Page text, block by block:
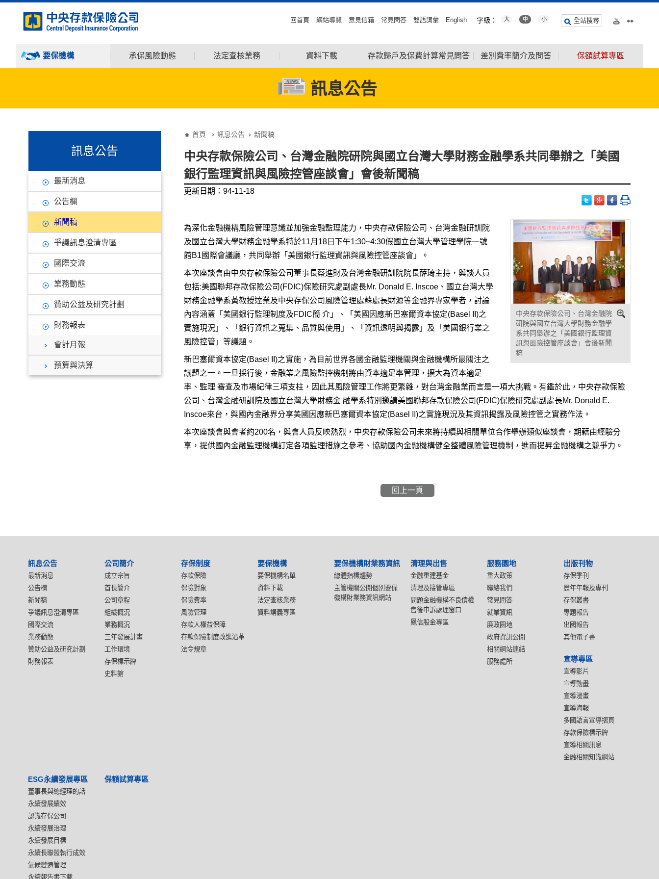
回首頁 網站導覽 意見信箱 常見問答 雙語詞彙 English 字級： 大 中 小 全站搜尋
要保機構 承保風險動態 法定查核業務 資料下載 存款歸戶及保費計算常見問答 差別費率簡介及問答 保額試算專區
訊息公告
訊息公告
最新消息
公告欄
新聞稿
爭議訊息澄清專區
國際交流
業務動態
贊助公益及研究計劃
財務報表
會計月報
預算與決算
首頁 訊息公告 新聞稿
中央存款保險公司、台灣金融院研院與國立台灣大學財務金融學系共同舉辦之「美國
銀行監理資訊與風險控管座談會」會後新聞稿
更新日期：94-11-18
中央存款保險公司、台灣金融院
研院與國立台灣大學財務金融學
系共同舉辦之「美國銀行監理資
訊與風險控管座談會」會後新聞
稿
為深化金融機構風險管理意識並加強金融監理能力，中央存款保險公司、台灣金融研訓院
及國立台灣大學財務金融學系特於11月18日下午1:30~4:30假國立台灣大學管理學院一號
館B1國際會議廳，共同舉辦「美國銀行監理資訊與風險控管座談會」。
本次座談會由中央存款保險公司董事長蔡進財及台灣金融研訓院院長薛琦主持，與談人員
包括:美國聯邦存款保險公司(FDIC)保險研究處副處長Mr. Donald E. Inscoe、國立台灣大學
財務金融學系黃教授達業及中央存保公司風險管理處蘇處長財源等金融界專家學者，討論
內容涵蓋「美國銀行監理制度及FDIC簡 介」、「美國因應新巴塞爾資本協定(Basel II)之
實施現況」、「銀行資訊之蒐集、品質與使用」、「資訊透明與揭露」及「美國銀行業之
風險控管」等議題。
新巴塞爾資本協定(Basel II)之實施，為目前世界各國金融監理機關與金融機構所最關注之
議題之一。一旦採行後，金融業之風險監控機制將由資本適足率管理，擴大為資本適足
率、監理 審查及市場紀律三項支柱，因此其風險管理工作將更繁雜，對台灣金融業而言是一項大挑戰。有鑑於此，中央存款保險
公司、台灣金融研訓院及國立台灣大學財務金 融學系特別邀請美國聯邦存款保險公司(FDIC)保險研究處副處長Mr. Donald E.
Inscoe來台，與國內金融界分享美國因應新巴塞爾資本協定(Basel II)之實施現況及其資訊揭露及風險控管之實務作法。
本次座談會與會者約200名，與會人員反映熱烈，中央存款保險公司未來將持續與相關單位合作舉辦類似座談會，期藉由經驗分
享，提供國內金融監理機構訂定各項監理措施之參考、協助國內金融機構健全整體風險管理機制，進而提昇金融機構之競爭力。
回上一頁
訊息公告
最新消息
公告欄
新聞稿
爭議訊息澄清專區
國際交流
業務動態
贊助公益及研究計劃
財務報表
公司簡介
成立宗旨
首長簡介
公司章程
組織概況
業務概況
三年發展計畫
工作環境
存保標示牌
史料館
存保制度
存款保險
保險對象
保險費率
風險管理
存款人權益保障
存款保險制度改進沿革
法令規章
要保機構
要保機構名單
資料下載
法定查核業務
資料講義專區
要保機構財業務資訊
總體指標趨勢
主管機關公開個別要保
機構財業務資訊網站
清理與出售
金融重建基金
清理及接管專區
問題金融機構不良債權
售後申訴處理窗口
鳳信股金專區
服務園地
重大政策
聯絡我們
常見問答
就業資訊
廉政園地
政府資訊公開
相關網站連結
服務處所
出版刊物
存保季刊
歷年年報及專刊
存保叢書
專題報告
出國報告
其他電子書
宣導專區
宣導影片
宣導動畫
宣導漫畫
宣導海報
多國語言宣導摺頁
存款保險標示牌
宣導相關訊息
金融相關知識網站
ESG永續發展專區
董事長與總經理的話
永續發展績效
認識存保公司
永續發展治理
永續發展目標
永續長聯盟執行成效
氣候變遷管理
永續報告書下載
保額試算專區